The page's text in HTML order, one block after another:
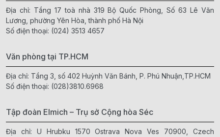
Địa chỉ: Tầng 17 toà nhà 319 Bộ Quốc Phòng, Số 63 Lê Văn
Lương, phường Yên Hòa, thành phố Hà Nội
Số điện thoại: (024) 3513 4657
Văn phòng tại TP.HCM
Địa chỉ: Tầng 3, số 402 Huỳnh Văn Bánh, P. Phú Nhuận,TP.HCM
Số điện thoại: (028)3810.6968
Tập đoàn Elmich – Trụ sở Cộng hòa Séc
Địa chỉ: U Hrubku 1570 Ostrava Nova Ves 70900, Czech